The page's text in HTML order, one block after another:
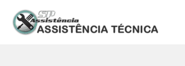
para